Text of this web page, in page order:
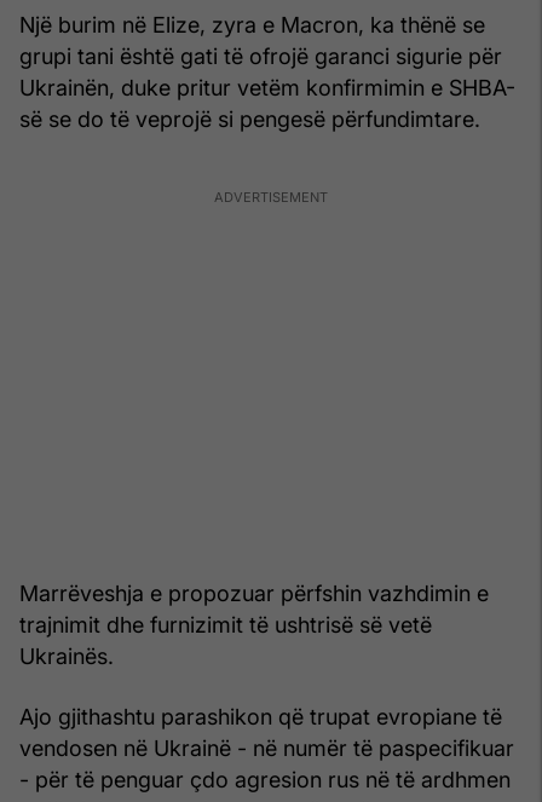
Një burim në Elize, zyra e Macron, ka thënë se
grupi tani është gati të ofrojë garanci sigurie për
Ukrainën, duke pritur vetëm konfirmimin e SHBA-
së se do të veprojë si pengesë përfundimtare.
Marrëveshja e propozuar përfshin vazhdimin e
trajnimit dhe furnizimit të ushtrisë së vetë
Ukrainës.
Ajo gjithashtu parashikon që trupat evropiane të
vendosen në Ukrainë - në numër të paspecifikuar
- për të penguar çdo agresion rus në të ardhmen